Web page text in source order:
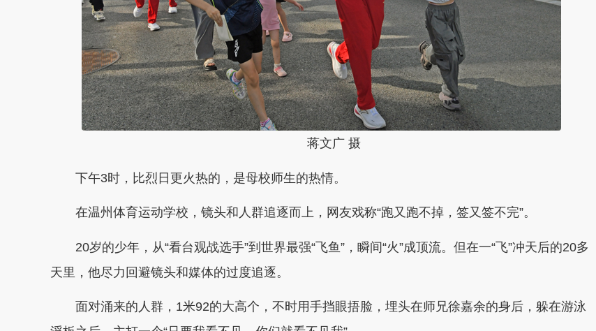
蒋文广 摄
下午3时，比烈日更火热的，是母校师生的热情。
在温州体育运动学校，镜头和人群追逐而上，网友戏称“跑又跑不掉，签又签不完”。
20岁的少年，从“看台观战选手”到世界最强“飞鱼”，瞬间“火”成顶流。但在一“飞”冲天后的20多
天里，他尽力回避镜头和媒体的过度追逐。
面对涌来的人群，1米92的大高个，不时用手挡眼捂脸，埋头在师兄徐嘉余的身后，躲在游泳